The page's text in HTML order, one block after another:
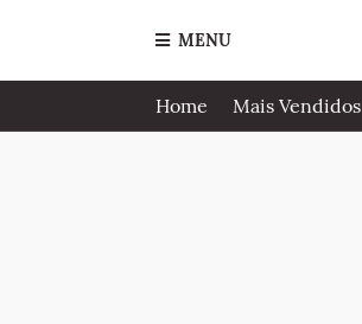
MENU
Home Mais Vendidos